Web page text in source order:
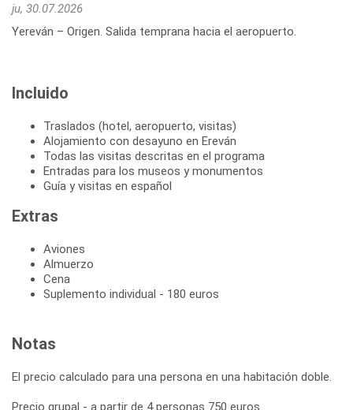
ju, 30.07.2026
Yereván – Origen. Salida temprana hacia el aeropuerto.
Incluido
Traslados (hotel, aeropuerto, visitas)
Alojamiento con desayuno en Ereván
Todas las visitas descritas en el programa
Entradas para los museos y monumentos
Guía y visitas en español
Extras
Aviones
Almuerzo
Cena
Suplemento individual - 180 euros
Notas
El precio calculado para una persona en una habitación doble.
Precio grupal - a partir de 4 personas 750 euros